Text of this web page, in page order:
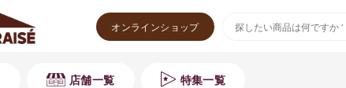
オンラインショップ
店舗一覧 特集一覧